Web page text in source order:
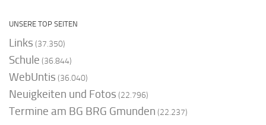
UNSERE TOP SEITEN
Links (37.350)
Schule (36.844)
WebUntis (36.040)
Neuigkeiten und Fotos (22.796)
Termine am BG BRG Gmunden (22.237)